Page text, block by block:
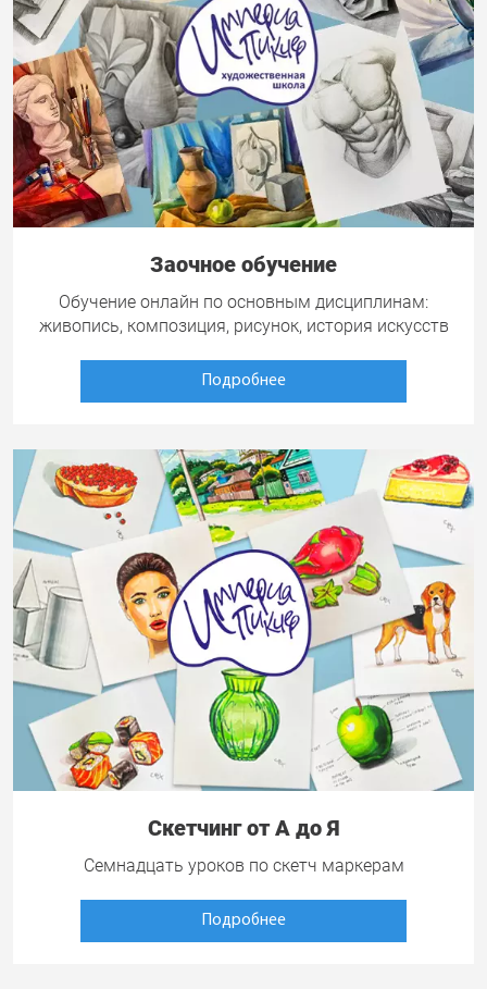
Заочное обучение
Обучение онлайн по основным дисциплинам:
живопись, композиция, рисунок, история искусств
Подробнее
Скетчинг от А до Я
Семнадцать уроков по скетч маркерам
Подробнее